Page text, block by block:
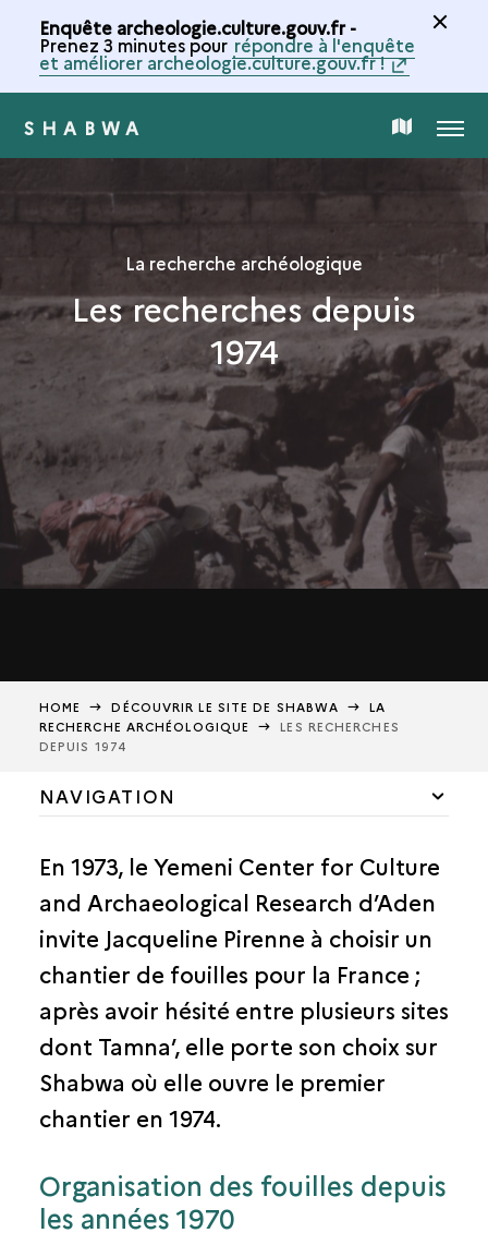
Enquête archeologie.culture.gouv.fr -
Prenez 3 minutes pour répondre à l'enquête
et améliorer archeologie.culture.gouv.fr !
SHABWA CARTE
COLLECTION
MENU
La recherche archéologique
Les recherches depuis
1974
HOME DÉCOUVRIR LE SITE DE SHABWA
LA
RECHERCHE ARCHÉOLOGIQUE
LES RECHERCHES
DEPUIS 1974
NAVIGATION
HISTOIRE DE SHABWA
LES RECHERCHES DEPUIS 1974
LES COLLECTIONS
LA DIFFUSION ET LA VALORISATION
En 1973, le Yemeni Center for Culture
and Archaeological Research d’Aden
invite Jacqueline Pirenne à choisir un
chantier de fouilles pour la France ;
après avoir hésité entre plusieurs sites
dont Tamna’, elle porte son choix sur
Shabwa où elle ouvre le premier
chantier en 1974.
Organisation des fouilles depuis
les années 1970